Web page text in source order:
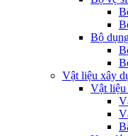
Bộ
Vật liệu xây
Vật liệu